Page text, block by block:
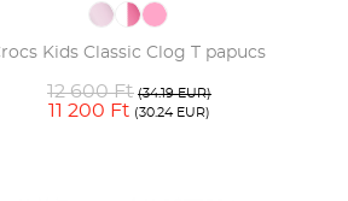
Kids Classic Clog T papucs
12 600 Ft (34.19 EUR)
11 200 Ft (30.24 EUR)
28